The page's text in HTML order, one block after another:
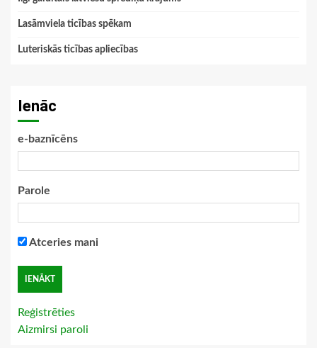
Lasāmviela ticības spēkam
Luteriskās ticības apliecības
Ienāc
e-baznīcēns
Parole
Atceries mani
Reģistrēties
Aizmirsi paroli